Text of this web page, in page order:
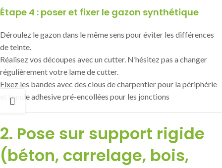
Étape 4 : poser et fixer le gazon synthétique
Déroulez le gazon dans le même sens pour éviter les différences
de teinte.
Réalisez vos découpes avec un cutter. N’hésitez pas a changer
régulièrement votre lame de cutter.
Fixez les bandes avec des clous de charpentier pour la périphérie
et bande adhesive pré-encollées pour les jonctions
2. Pose sur support rigide
(béton, carrelage, bois,